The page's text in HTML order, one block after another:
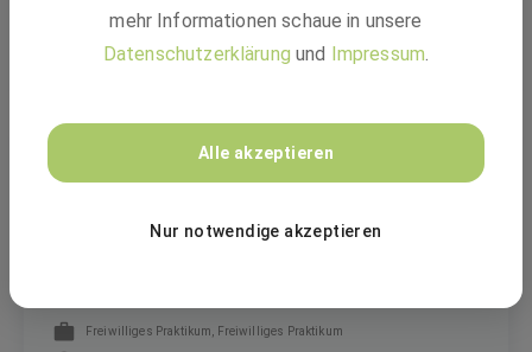
Freiwilliges Praktikum
BASF SE - Berufsorientierungspraktikum 2027
Freiwilliges Praktikum, Freiwilliges Praktikum
mehr Informationen schaue in unsere
Datenschutzerklärung und Impressum.
Alle akzeptieren
Nur notwendige akzeptieren